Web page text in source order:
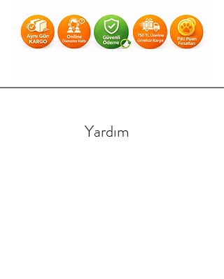
Yardım